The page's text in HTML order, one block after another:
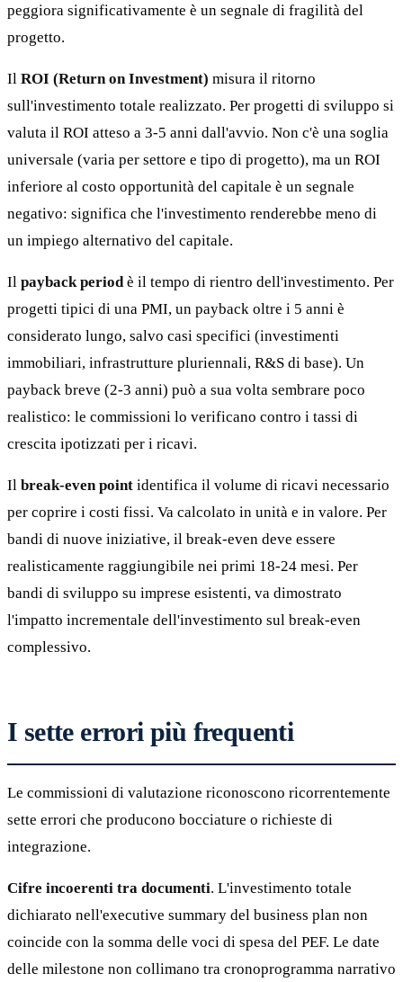
peggiora significativamente è un segnale di fragilità del
progetto.
Il ROI (Return on Investment) misura il ritorno
sull'investimento totale realizzato. Per progetti di sviluppo si
valuta il ROI atteso a 3-5 anni dall'avvio. Non c'è una soglia
universale (varia per settore e tipo di progetto), ma un ROI
inferiore al costo opportunità del capitale è un segnale
negativo: significa che l'investimento renderebbe meno di
un impiego alternativo del capitale.
Il payback periodè il tempo di rientro dell'investimento. Per
progetti tipici di una PMI, un payback oltre i 5 anni è
considerato lungo, salvo casi specifici (investimenti
immobiliari, infrastrutture pluriennali, R&S di base). Un
payback breve (2-3 anni) può a sua volta sembrare poco
realistico: le commissioni lo verificano contro i tassi di
crescita ipotizzati per i ricavi.
Il break-even point identifica il volume di ricavi necessario
per coprire i costi fissi. Va calcolato in unità e in valore. Per
bandi di nuove iniziative, il break-even deve essere
realisticamente raggiungibile nei primi 18-24 mesi. Per
bandi di sviluppo su imprese esistenti, va dimostrato
l'impatto incrementale dell'investimento sul break-even
complessivo.
I sette errori più frequenti
Le commissioni di valutazione riconoscono ricorrentemente
sette errori che producono bocciature o richieste di
integrazione.
Cifre incoerenti tra documenti. L'investimento totale
dichiarato nell'executive summary del business plan non
coincide con la somma delle voci di spesa del PEF. Le date
delle milestone non collimano tra cronoprogramma narrativo